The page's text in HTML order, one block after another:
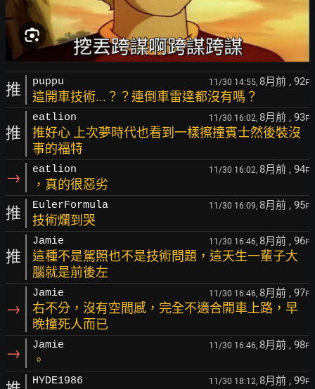
推 puppu 11/30 14:55, 8月前 , 92F
這開車技術...？？連倒車雷達都沒有嗎？
推
eatlion 11/30 16:02, 8月前 , 93F
推好心 上次夢時代也看到一樣擦撞賓士然後裝沒
事的福特
→ eatlion 11/30 16:02, 8月前 , 94F
，真的很惡劣
推 EulerFormula 11/30 16:09, 8月前 , 95F
技術爛到哭
推
Jamie 11/30 16:46, 8月前 , 96F
這種不是駕照也不是技術問題，這天生一輩子大
腦就是前後左
→
Jamie 11/30 16:46, 8月前 , 97F
右不分，沒有空間感，完全不適合開車上路，早
晚撞死人而已
→ Jamie 11/30 16:46, 8月前 , 98F
。
HYDE1986 11/30 18:12, 8月前 , 99F